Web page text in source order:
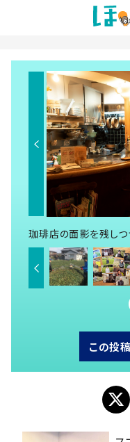
珈琲店の面影を残しつ
この投